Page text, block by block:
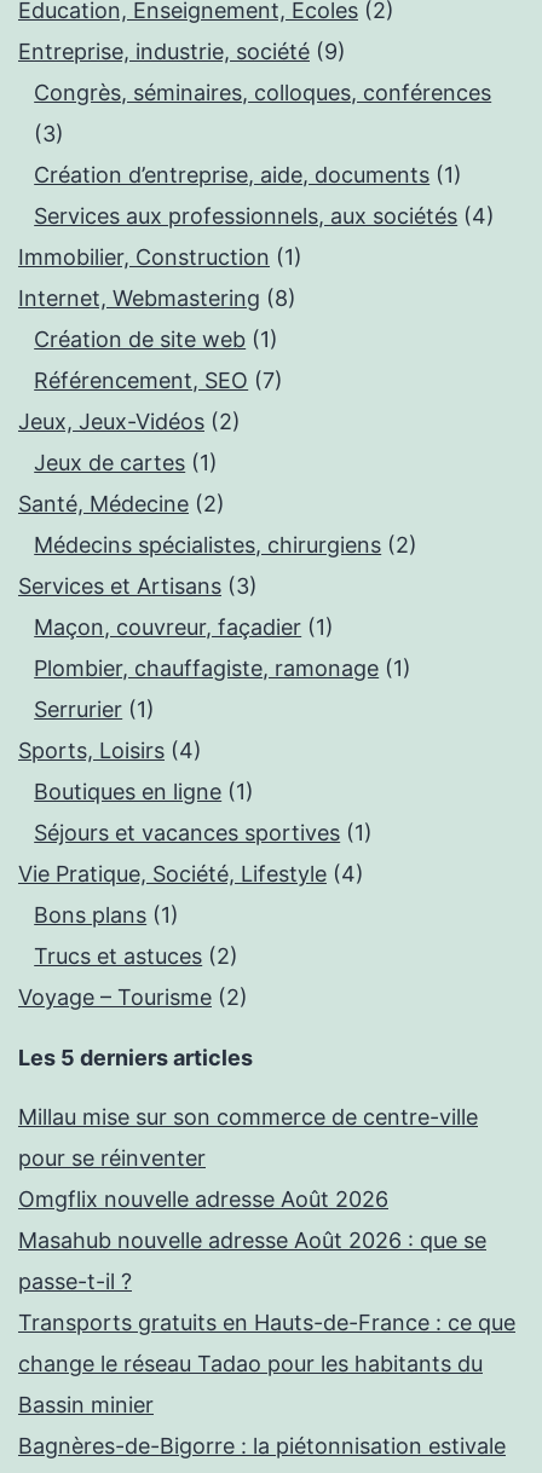
Education, Enseignement, Ecoles (2)
Entreprise, industrie, société (9)
Congrès, séminaires, colloques, conférences
(3)
Création d’entreprise, aide, documents (1)
Services aux professionnels, aux sociétés (4)
Immobilier, Construction (1)
Internet, Webmastering (8)
Création de site web (1)
Référencement, SEO (7)
Jeux, Jeux-Vidéos (2)
Jeux de cartes (1)
Santé, Médecine (2)
Médecins spécialistes, chirurgiens (2)
Services et Artisans (3)
Maçon, couvreur, façadier (1)
Plombier, chauffagiste, ramonage (1)
Serrurier (1)
Sports, Loisirs (4)
Boutiques en ligne (1)
Séjours et vacances sportives (1)
Vie Pratique, Société, Lifestyle (4)
Bons plans (1)
Trucs et astuces (2)
Voyage – Tourisme (2)
Les 5 derniers articles
Millau mise sur son commerce de centre-ville
pour se réinventer
Omgflix nouvelle adresse Août 2026
Masahub nouvelle adresse Août 2026 : que se
passe-t-il ?
Transports gratuits en Hauts-de-France : ce que
change le réseau Tadao pour les habitants du
Bassin minier
Bagnères-de-Bigorre : la piétonnisation estivale